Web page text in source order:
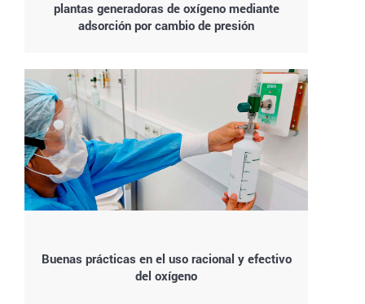
plantas generadoras de oxígeno mediante
adsorción por cambio de presión
Buenas prácticas en el uso racional y efectivo
del oxígeno